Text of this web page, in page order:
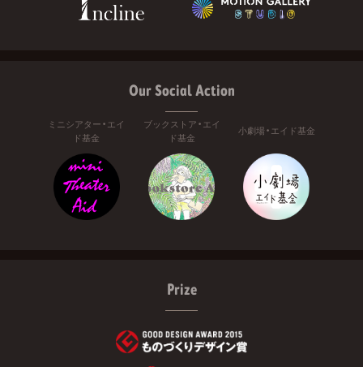
Our Social Action
ミニシアター・エイ
ド基金
ブックストア・エイ
ド基金
小劇場・エイド基金
Prize